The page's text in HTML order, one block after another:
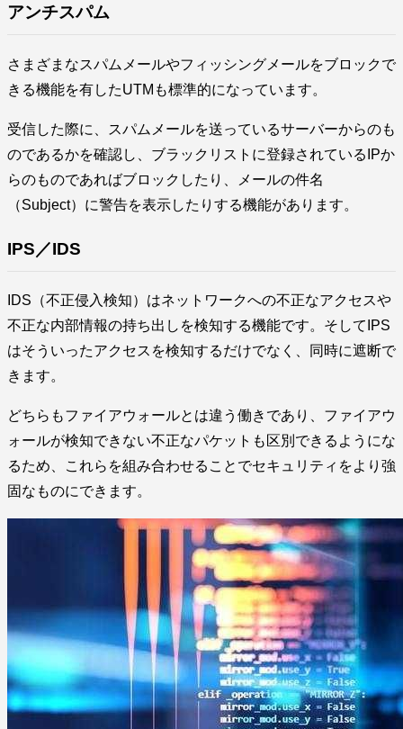
アンチスパム
さまざまなスパムメールやフィッシングメールをブロックで
きる機能を有したUTMも標準的になっています。
受信した際に、スパムメールを送っているサーバーからのも
のであるかを確認し、ブラックリストに登録されているIPか
らのものであればブロックしたり、メールの件名
（Subject）に警告を表示したりする機能があります。
IPS／IDS
IDS（不正侵入検知）はネットワークへの不正なアクセスや
不正な内部情報の持ち出しを検知する機能です。そしてIPS
はそういったアクセスを検知するだけでなく、同時に遮断で
きます。
どちらもファイアウォールとは違う働きであり、ファイアウ
ォールが検知できない不正なパケットも区別できるようにな
るため、これらを組み合わせることでセキュリティをより強
固なものにできます。